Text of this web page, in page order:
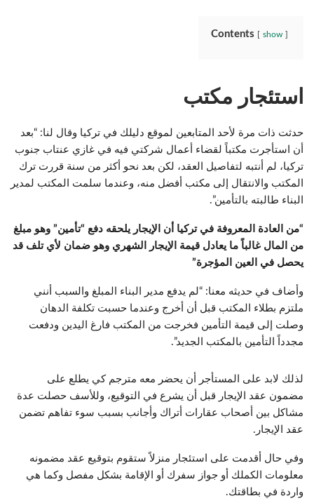
Contents show
استئجار مكتب
حدثت ذات مرة لأحد المتابعين لموقع دليلك في تركيا وقال لنا: “بعد
أن استأجرت مكتباً لقضاء أعمال شركتي فيه في غازي عنتاب جنوب
تركيا، لم أنتبه لتفاصيل العقد، لكن بعد نحو أكثر من سنة قررت ترك
المكتب والانتقال إلى مكتب أفضل منه، وعندما سلمت المكتب لمدير
البناء طالبته بالتأمين”.
“من العادة المعروفة في تركيا أن الإيجار يلحقه دفع “تأمين” وهو مبلغ
من المال غالباً ما يعادل قيمة الإيجار الشهري وهو ضمان لأي تلف قد
يحصل في العين المؤجرة”
وأضاف في حديثه معنا: “لم يدفع مدير البناء المبلغ والسبب أنني
ملتزم بطلاء المكتب قبل أن أخرج وعندما حسبت تكلفة الدهان
وصلت إلى قيمة التأمين فخرجت من المكتب فارغ اليدين ودفعت
مجدداً التأمين بالمكتب الجديد”.
لذلك لابد على المستأجر أن يحضر معه مترجم كي يطلع على
مضمون عقد الإيجار قبل أن يشرع في التوقيع، وللأسف حصلت عدة
مشاكل بين أصحاب عقارات أتراك وأجانب بسبب سوء تفاهم تضمن
عقد الإيجار.
وفي حال أقدمت على استئجار منزلاً ستقوم بتوقيع عقد مضمونه
معلومات الكملك أو جواز سفرك أو الإقامة بشكل مفصل وكما هي
واردة في بطاقتك.